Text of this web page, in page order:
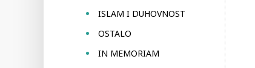
ISLAM I DUHOVNOST
OSTALO
IN MEMORIAM